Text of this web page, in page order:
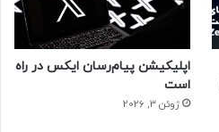
اپلیکیشن پیام‌رسان ایکس در راه
است
ژوئن 3, 2026